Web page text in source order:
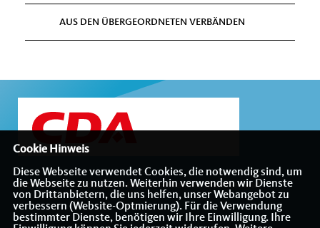
AUS DEN ÜBERGEORDNETEN VERBÄNDEN
Internetauftritt des CDA-Bezirksverbandes Münsterland
Cookie Hinweis
Diese Webseite verwendet Cookies, die notwendig sind, um
die Webseite zu nutzen. Weiterhin verwenden wir Dienste
von Drittanbietern, die uns helfen, unser Webangebot zu
verbessern (Website-Optmierung). Für die Verwendung
bestimmter Dienste, benötigen wir Ihre Einwilligung. Ihre